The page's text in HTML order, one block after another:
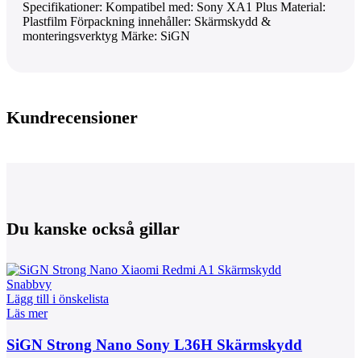
Specifikationer: Kompatibel med: Sony XA1 Plus Material:
Plastfilm Förpackning innehåller: Skärmskydd &
monteringsverktyg Märke: SiGN
Kundrecensioner
Du kanske också gillar
Snabbvy
Lägg till i önskelista
Läs mer
SiGN Strong Nano Sony L36H Skärmskydd